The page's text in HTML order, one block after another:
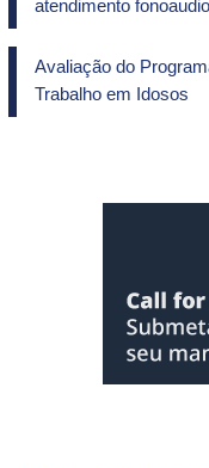
atendimento
Avaliação do
Trabalho em Idosos